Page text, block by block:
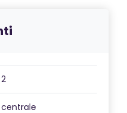
2
centrale